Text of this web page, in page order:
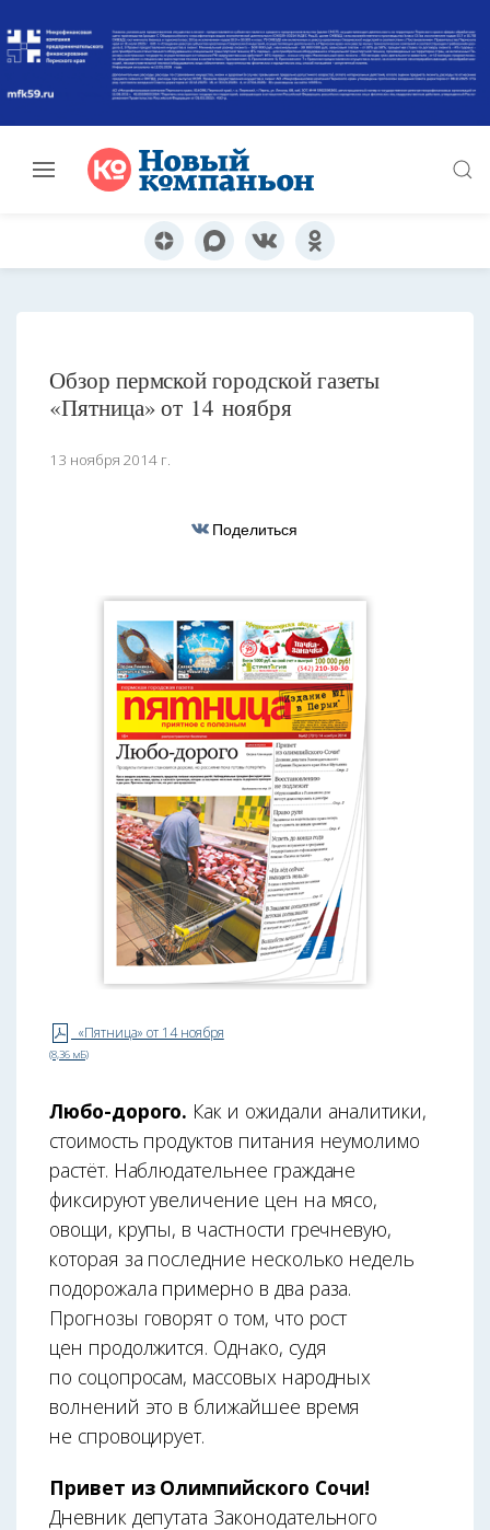
Обзор пермской городской газеты
«Пятница» от 14 ноября
13 ноября 2014 г.
Поделиться
«Пятница» от 14 ноября
(8,36 мБ)
Любо-дорого. Как и ожидали аналитики,
стоимость продуктов питания неумолимо
растёт. Наблюдательнее граждане
фиксируют увеличение цен на мясо,
овощи, крупы, в частности гречневую,
которая за последние несколько недель
подорожала примерно в два раза.
Прогнозы говорят о том, что рост
цен продолжится. Однако, судя
по соцопросам, массовых народных
волнений это в ближайшее время
не спровоцирует.
Привет из Олимпийского Сочи!
Дневник депутата Законодательного